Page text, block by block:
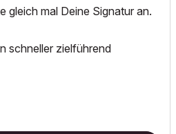
gleich mal Deine Signatur an.
schneller zielführend